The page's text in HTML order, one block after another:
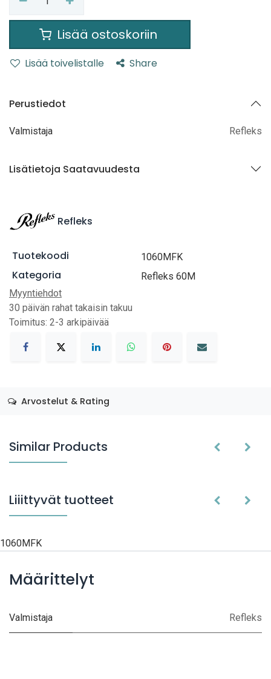
Lisää ostoskoriin
Lisää toivelistalle Share
Perustiedot
Valmistaja Refleks
Lisätietoja Saatavuudesta
Refleks
Tuotekoodi 1060MFK
Kategoria
Refleks 60M
Myyntiehdot
30 päivän rahat takaisin takuu
Toimitus: 2-3 arkipäivää
Arvostelut & Rating
Similar Products
Liiittyvät tuotteet
1060MFK
Määrittelyt
Valmistaja Refleks